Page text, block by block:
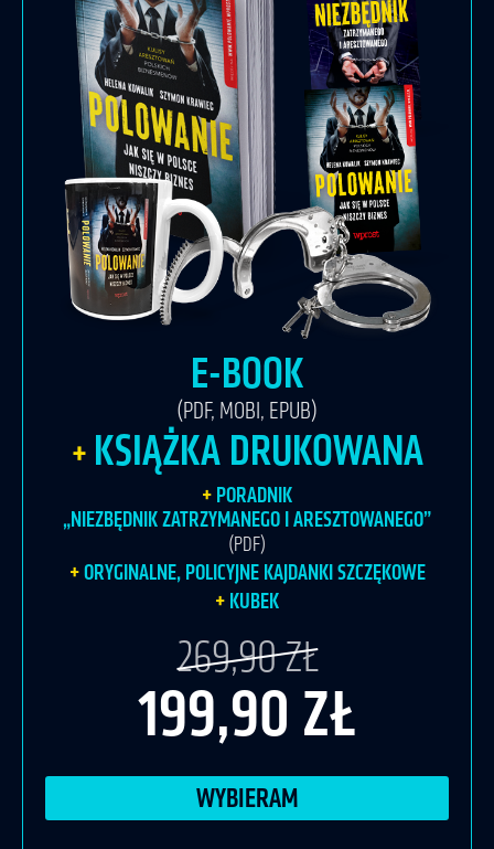
E-BOOK
(PDF, MOBI, EPUB)
KSIĄŻKA DRUKOWANA
PORADNIK
„NIEZBĘDNIK ZATRZYMANEGO I ARESZTOWANEGO”
(PDF)
ORYGINALNE, POLICYJNE KAJDANKI SZCZĘKOWE
KUBEK
269,90 ZŁ
199,90 ZŁ
WYBIERAM